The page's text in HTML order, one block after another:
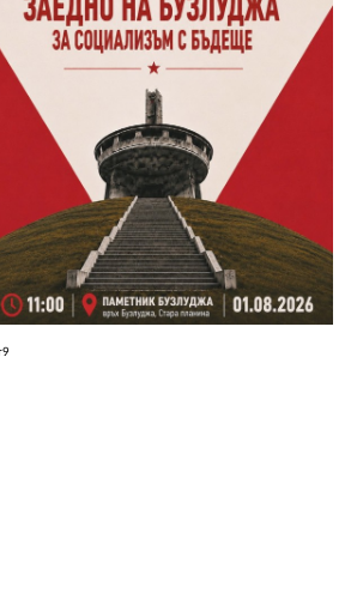
РЕДАКЦИЯ
РЕКЛАМА
АБОНАМЕНТ
УСЛОВИЯ ЗА ПОЛЗВАНЕ
ПОЛИТИКА ЗА БИСКВИТКИТЕ
ПОЛИТИКАТА ЗА